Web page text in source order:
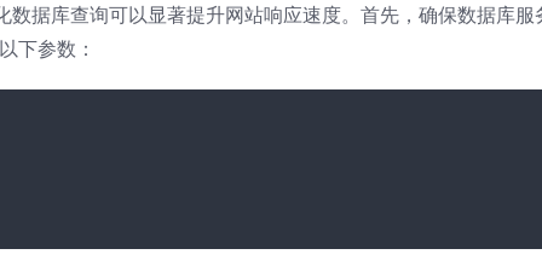
据库查询可以显著提升网站响应速度。首先，确保数据库服
下参数：